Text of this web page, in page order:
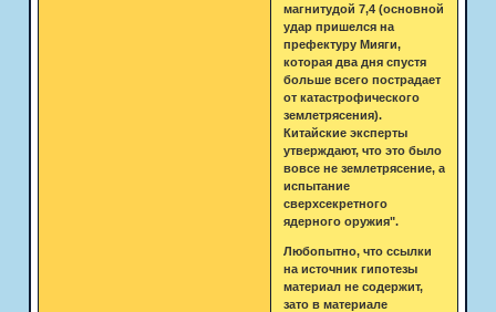
магнитудой 7,4 (основной
удар пришелся на
префектуру Мияги,
которая два дня спустя
больше всего пострадает
от катастрофического
землетрясения).
Китайские эксперты
утверждают, что это было
вовсе не землетрясение, а
испытание
сверхсекретного
ядерного оружия".
Любопытно, что ссылки
на источник гипотезы
материал не содержит,
зато в материале